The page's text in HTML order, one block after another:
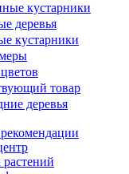
кустарники
деревья
кустарники
товар
деревья